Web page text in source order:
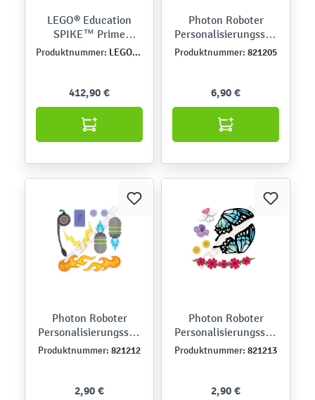
LEGO® Education
SPIKE™ Prime
Basisset
Produktnummer: LEGO45678
412,90 €
Photon Roboter
Personalisierungsstic
ker, Gesicht
Produktnummer: 821205
6,90 €
Photon Roboter
Personalisierungsstic
ker, Techniker
Produktnummer: 821212
2,90 €
Photon Roboter
Personalisierungsstic
ker, Natur
Produktnummer: 821213
2,90 €